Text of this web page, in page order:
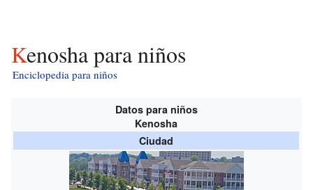
Kenosha para niños
Enciclopedia para niños
Datos para niños
Kenosha
Ciudad